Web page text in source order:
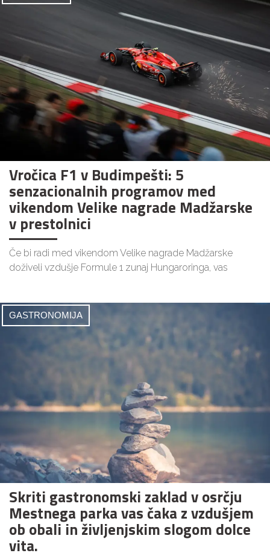
Vročica F1 v Budimpešti: 5
senzacionalnih programov med
vikendom Velike nagrade Madžarske
v prestolnici
Če bi radi med vikendom Velike nagrade Madžarske
doživeli vzdušje Formule 1 zunaj Hungaroringa, vas
GASTRONOMIJA
Skriti gastronomski zaklad v osrčju
Mestnega parka vas čaka z vzdušjem
ob obali in življenjskim slogom dolce
vita.